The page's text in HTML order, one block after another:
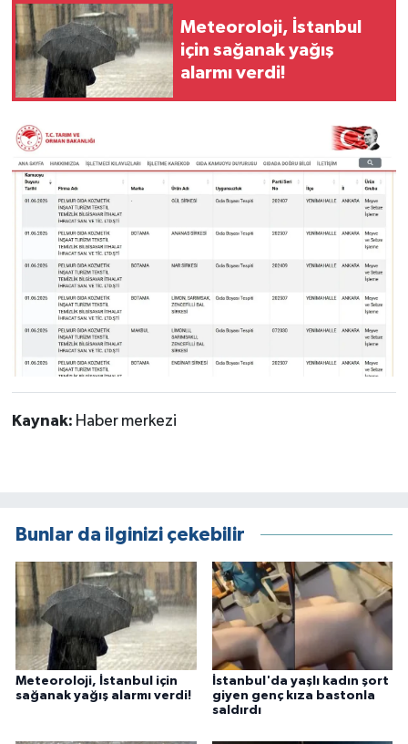
Meteoroloji, İstanbul
için sağanak yağış
alarmı verdi!
Kaynak: Haber merkezi
Bunlar da ilginizi çekebilir
Meteoroloji, İstanbul için
sağanak yağış alarmı verdi!
İstanbul'da yaşlı kadın şort
giyen genç kıza bastonla
saldırdı